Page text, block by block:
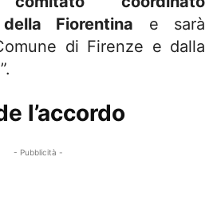
della Fiorentina e sarà
di Firenze e dalla
l’accordo
- Pubblicità -